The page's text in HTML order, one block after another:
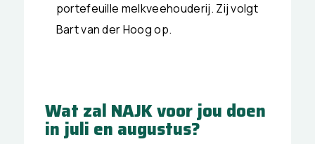
portefeuille melkveehouderij. Zij volgt
Bart van der Hoog op.
Wat zal NAJK voor jou doen
in juli en augustus?